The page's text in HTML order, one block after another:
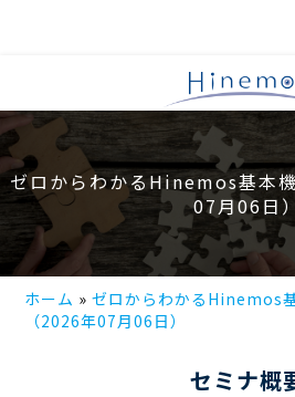
コ
ン
テ
ツゼロからわかるHinemos基本
07月06日
ホーム
ゼロからわかるHinemos
（2026年07月06日）
セミナ概